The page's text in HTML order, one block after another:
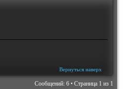
Вернуться наверх
Сообщений: 6 • Страница 1 из 1